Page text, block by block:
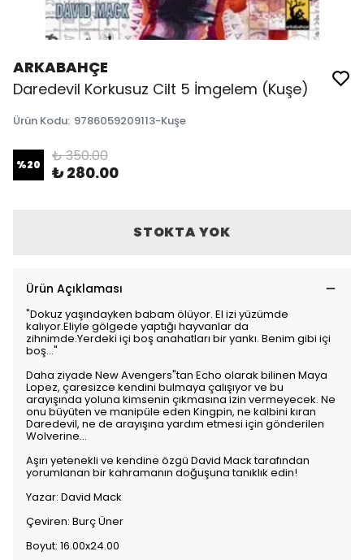
ARKABAHÇE
Daredevil Korkusuz Cilt 5 İmgelem (Kuşe)
Ürün Kodu: 9786059209113-Kuşe
%20 ₺ 350.00
₺ 280.00
STOKTA YOK
Ürün Açıklaması
"Dokuz yaşındayken babam ölüyor. El izi yüzümde
kalıyor.Eliyle gölgede yaptığı hayvanlar da
zihnimde.Yerdeki içi boş anahatları bir yankı. Benim gibi içi
boş..."
Daha ziyade New Avengers"tan Echo olarak bilinen Maya
Lopez, çaresizce kendini bulmaya çalışıyor ve bu
arayışında yoluna kimsenin çıkmasına izin vermeyecek. Ne
onu büyüten ve manipüle eden Kingpin, ne kalbini kıran
Daredevil, ne de arayışına yardım etmesi için gönderilen
Wolverine...
Aşırı yetenekli ve kendine özgü David Mack tarafından
yorumlanan bir kahramanın doğuşuna tanıklık edin!
Yazar: David Mack
Çeviren: Burç Üner
Boyut: 16.00x24.00